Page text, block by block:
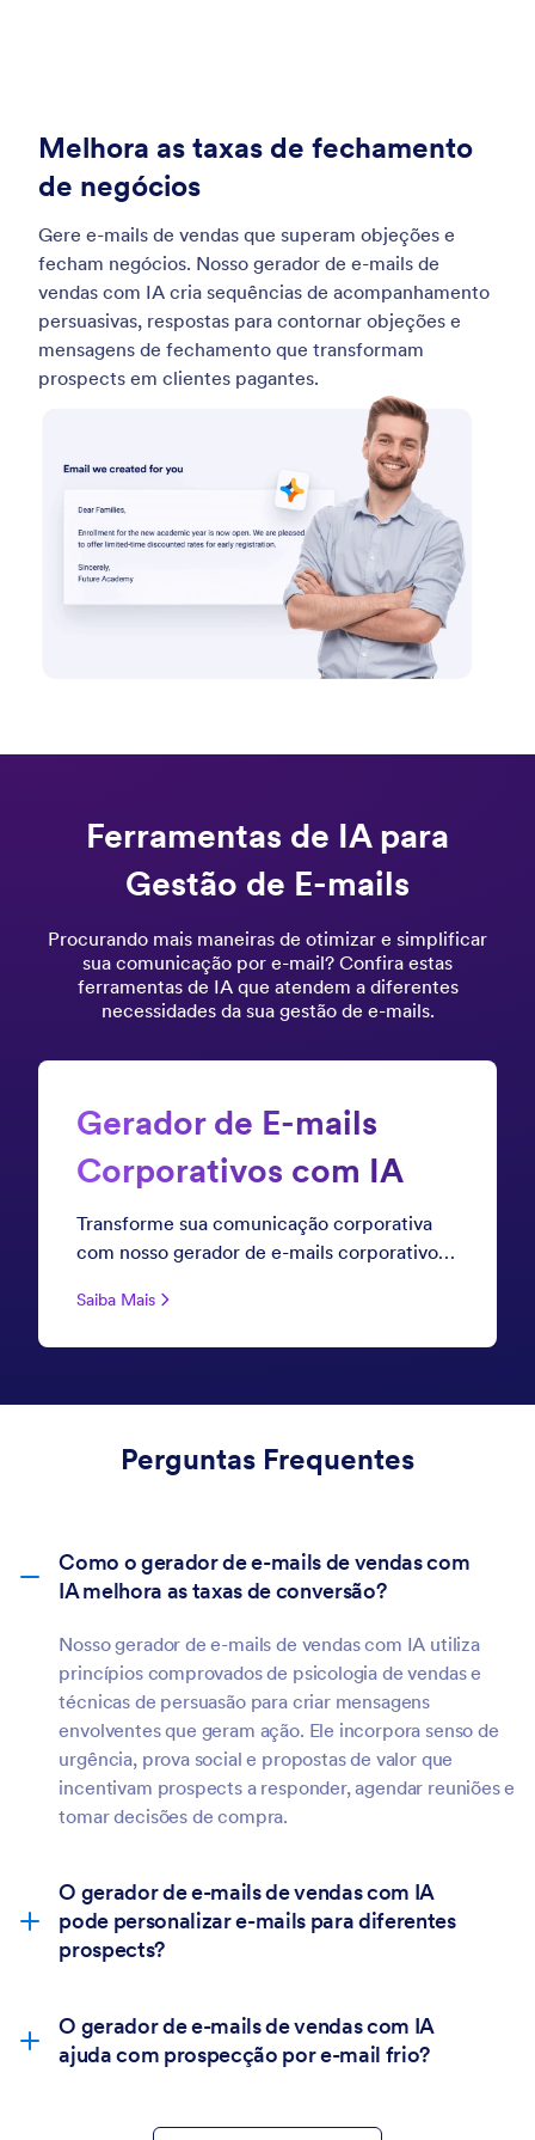
Melhora as taxas de fechamento
de negócios
Gere e-mails de vendas que superam objeções e
fecham negócios. Nosso gerador de e-mails de
vendas com IA cria sequências de acompanhamento
persuasivas, respostas para contornar objeções e
mensagens de fechamento que transformam
prospects em clientes pagantes.
Ferramentas de IA para
Gestão de E-mails
Procurando mais maneiras de otimizar e simplificar
sua comunicação por e-mail? Confira estas
ferramentas de IA que atendem a diferentes
necessidades da sua gestão de e-mails.
Gerador de E-mails
Corporativos com IA
Transforme sua comunicação corporativa
com nosso gerador de e-mails corporativos
clientes, comunicados internos ou relatórios
Saiba Mais
Perguntas Frequentes
Como o gerador de e-mails de vendas com
IA melhora as taxas de conversão?
Nosso gerador de e-mails de vendas com IA utiliza
princípios comprovados de psicologia de vendas e
técnicas de persuasão para criar mensagens
envolventes que geram ação. Ele incorpora senso de
urgência, prova social e propostas de valor que
incentivam prospects a responder, agendar reuniões e
tomar decisões de compra.
O gerador de e-mails de vendas com IA
pode personalizar e-mails para diferentes
prospects?
O gerador de e-mails de vendas com IA
ajuda com prospecção por e-mail frio?